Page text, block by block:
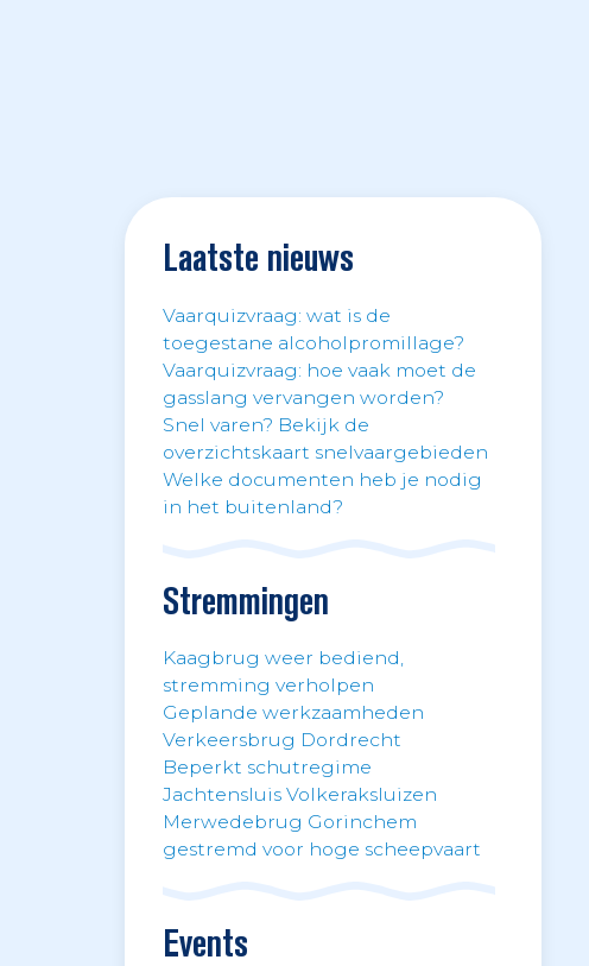
Laatste nieuws
Vaarquizvraag: wat is de
toegestane alcoholpromillage?
Vaarquizvraag: hoe vaak moet de
gasslang vervangen worden?
Snel varen? Bekijk de
overzichtskaart snelvaargebieden
Welke documenten heb je nodig
in het buitenland?
Stremmingen
Kaagbrug weer bediend,
stremming verholpen
Geplande werkzaamheden
Verkeersbrug Dordrecht
Beperkt schutregime
Jachtensluis Volkeraksluizen
Merwedebrug Gorinchem
gestremd voor hoge scheepvaart
Events